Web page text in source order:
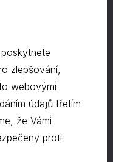
zlepšování,
webovými
že Vámi
proti